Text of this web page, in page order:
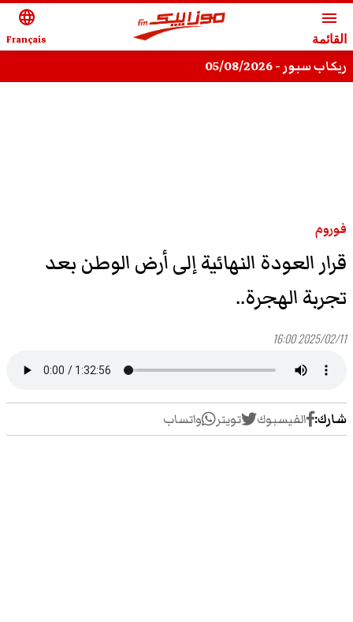
menu
القائمة
language
Français
ريكاب سبور - 05/08/2026
فوروم
قرار العودة النهائية إلى أرض الوطن بعد
تجربة الهجرة..
2025/02/11 16:00
شارك: الفيسبوك تويتر واتساب